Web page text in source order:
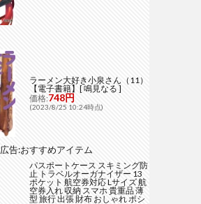
ラーメン大好き小泉さん（11）
【電子書籍】[ 鳴見なる ]
価格:748円
(2023/8/25 10:24時点)
広告:おすすめアイテム
パスポートケース スキミング防
止 トラベルオーガナイザー 13
ポケット 航空券対応 Lサイズ 航
空券入れ 収納 スマホ 貴重品 薄
型 旅行 出張 財布 おしゃれ ポシ